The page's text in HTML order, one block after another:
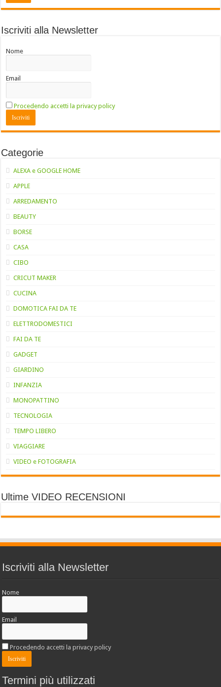
Iscriviti alla Newsletter
Nome
Email
Procedendo accetti la privacy policy
Categorie
ALEXA e GOOGLE HOME
APPLE
ARREDAMENTO
BEAUTY
BORSE
CASA
CIBO
CRICUT MAKER
CUCINA
DOMOTICA FAI DA TE
ELETTRODOMESTICI
FAI DA TE
GADGET
GIARDINO
INFANZIA
MONOPATTINO
TECNOLOGIA
TEMPO LIBERO
VIAGGIARE
VIDEO e FOTOGRAFIA
Ultime VIDEO RECENSIONI
Iscriviti alla Newsletter
Nome
Email
Procedendo accetti la privacy policy
Termini più utilizzati